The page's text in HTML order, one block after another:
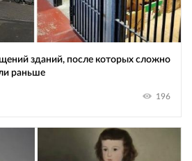
зданий, после которых сложно
раньше
196